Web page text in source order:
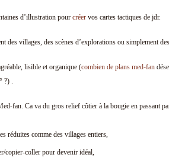
d’illustration pour créer vos cartes tactiques de jdr.
des villages, des scènes d’explorations ou simplement
lisible et organique (combien de plans med-fan
?) .
fan. Ca va du gros relief côtier à la bougie en passant
réduites comme des villages entiers,
copier-coller pour devenir idéal,